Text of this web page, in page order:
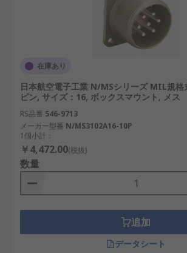
在庫あり
日本航空電子工業 N/MSシリーズ MIL規格
ピン, サイズ：16, ボックスマウント, メス
RS品番 546-9713
メーカー型番 N/MS3102A16-10P
1個小計：
￥4,472.00(税抜)
数量
追加
データシート